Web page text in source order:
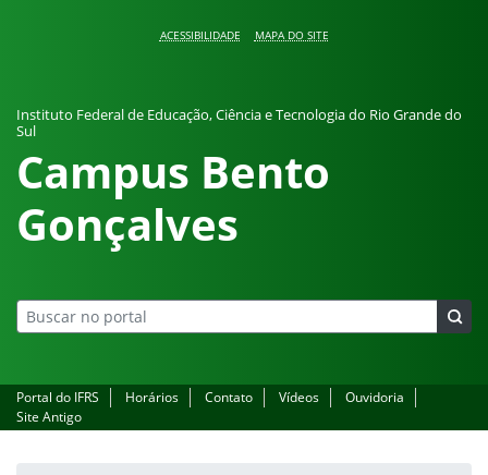
ACESSIBILIDADE MAPA DO SITE
Instituto Federal de Educação, Ciência e Tecnologia do Rio Grande do
Sul
Campus Bento
Gonçalves
Portal do IFRS Horários Contato Vídeos
Ouvidoria
Site Antigo